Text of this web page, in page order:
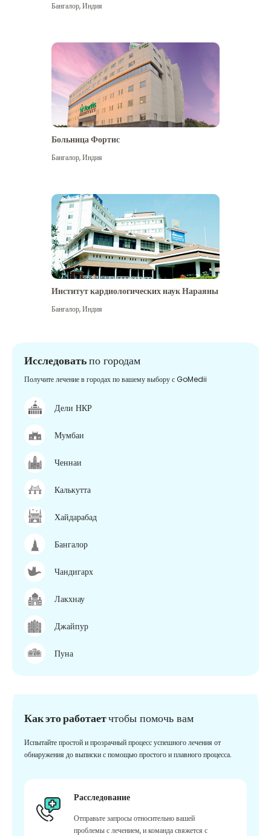
Посмотреть больше
Бангалор,Индия
Больница Фортис
Бангалор,Индия
Институт кардиологических наук Нараяны
Бангалор,Индия
Исследоватьпо городам
Получите лечение в городах по вашему выбору с GoMedii
Дели НКР
Мумбаи
Ченнаи
Калькутта
Хайдарабад
Бангалор
Чандигарх
Лакхнау
Джайпур
Пуна
Как это работаетчтобы помочь вам
Испытайте простой и прозрачный процесс успешного лечения от
обнаружения до выписки с помощью простого и плавного процесса.
Расследование
Отправьте запросы относительно вашей
проблемы с лечением, и команда свяжется с